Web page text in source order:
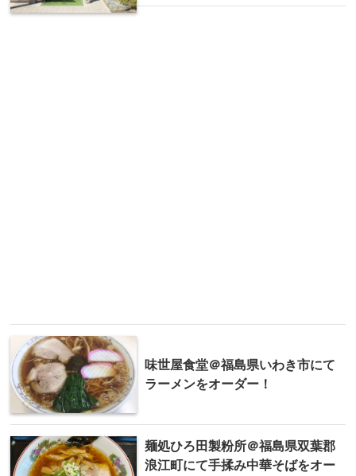
味世屋食堂＠福島県いわき市にて
ラーメンをオーダー！
麺処ひろ田製粉所＠福島県双葉郡
浪江町にて手揉み中華そばをオー